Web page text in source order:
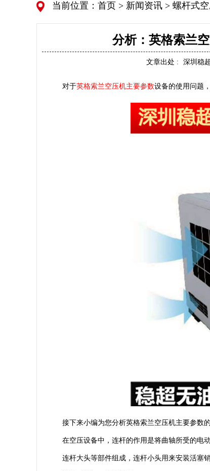
当前位置： 首页 > 新闻资讯 > 螺杆式
分析：英格索兰
文章出处 : 深圳稳
对于英格索兰空压机主要参数设备的使用问题
接下来小编为您分析英格索兰空压机主要参数
在空压设备中，连杆的作用是将曲轴所受的电
连杆大头等部件组成，连杆小头用来安装活塞